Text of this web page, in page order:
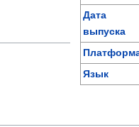
Дата
выпуска
Язык